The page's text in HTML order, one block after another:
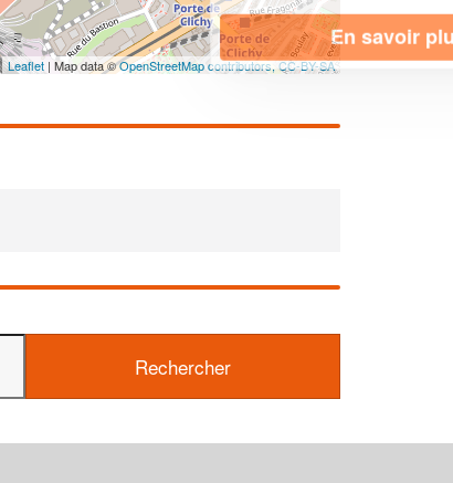
Leaflet | Map data ©OpenStreetMap contributors,CC-BY-SA
En savoir plus